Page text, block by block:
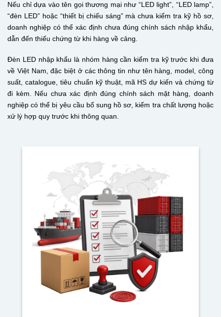
Nếu chỉ dựa vào tên gọi thương mại như “LED light”, “LED lamp”,
“đèn LED” hoặc “thiết bị chiếu sáng” mà chưa kiểm tra kỹ hồ sơ,
doanh nghiệp có thể xác định chưa đúng chính sách nhập khẩu,
dẫn đến thiếu chứng từ khi hàng về cảng.
Đèn LED nhập khẩu là nhóm hàng cần kiểm tra kỹ trước khi đưa
về Việt Nam, đặc biệt ở các thông tin như tên hàng, model, công
suất, catalogue, tiêu chuẩn kỹ thuật, mã HS dự kiến và chứng từ
đi kèm. Nếu chưa xác định đúng chính sách mặt hàng, doanh
nghiệp có thể bị yêu cầu bổ sung hồ sơ, kiểm tra chất lượng hoặc
xử lý hợp quy trước khi thông quan.